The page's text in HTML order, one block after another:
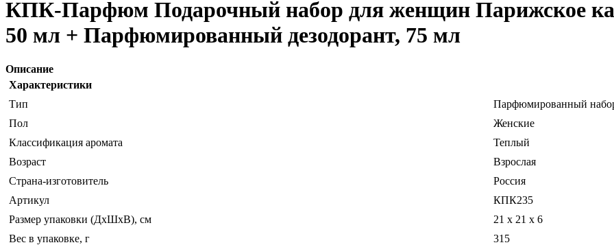
КПК-Парфюм Подарочный набор для женщин Парижское
50 мл + Парфюмированный дезодорант, 75 мл
Описание
Характеристики
Тип
Парфюмированный
Пол
Женские
Классификация аромата
Теплый
Возраст
Взрослая
Страна-изготовитель
Россия
Артикул
КПК235
Размер упаковки (ДхШхВ), см
21 x 21 x 6
Вес в упаковке, г
315